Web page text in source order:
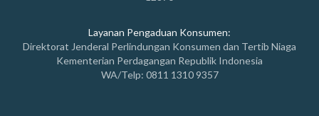
Layanan Pengaduan Konsumen:
Direktorat Jenderal Perlindungan Konsumen dan Tertib Niaga
Kementerian Perdagangan Republik Indonesia
WA/Telp: 0811 1310 9357